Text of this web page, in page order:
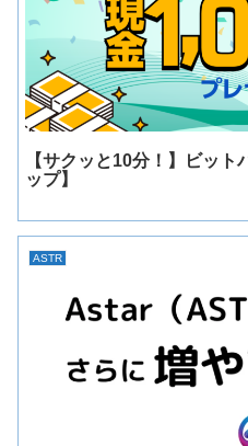
【サクッと10分！】ビッ
ップ】
ASTR